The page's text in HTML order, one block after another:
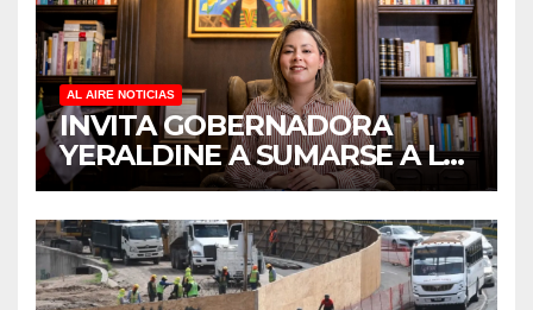
AL AIRE NOTICIAS
INVITA GOBERNADORA
YERALDINE A SUMARSE A LA
JORNADA NACIONAL DE
REFORESTACIÓN;
PLANTARÁN 6.6 MILLONES
DE ÁRBOLES